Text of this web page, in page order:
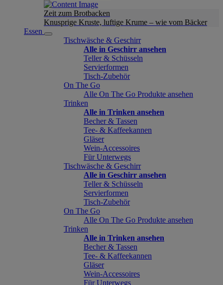
Zeit zum Brotbacken
Knusprige Kruste, luftige Krume – wie vom Bäcker
Essen
Tischwäsche & Geschirr
Alle in Geschirr ansehen
Teller & Schüsseln
Servierformen
Tisch-Zubehör
On The Go
Alle On The Go Produkte ansehen
Trinken
Alle in Trinken ansehen
Becher & Tassen
Tee- & Kaffeekannen
Gläser
Wein-Accessoires
Für Unterwegs
Tischwäsche & Geschirr
Alle in Geschirr ansehen
Teller & Schüsseln
Servierformen
Tisch-Zubehör
On The Go
Alle On The Go Produkte ansehen
Trinken
Alle in Trinken ansehen
Becher & Tassen
Tee- & Kaffeekannen
Gläser
Wein-Accessoires
Für Unterwegs